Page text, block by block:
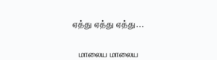
ஏத்து ஏத்து ஏத்து…
மாலைய மாலைய